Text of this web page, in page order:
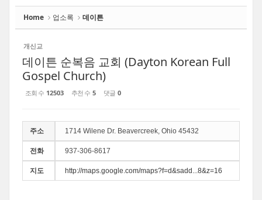
Home 업소록 데이튼
개신교
데이튼 순복음 교회 (Dayton Korean Full
Gospel Church)
조회 수 12503 추천 수 5 댓글 0
주소 1714 Wilene Dr. Beavercreek, Ohio 45432
전화 937-306-8617
지도 http://maps.google.com/maps?f=d&sadd...8&z=16